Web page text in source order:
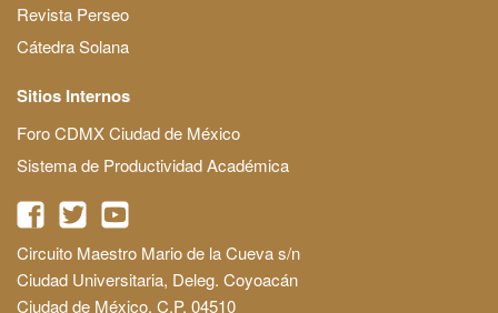
Revista Perseo
Cátedra Solana
Sitios Internos
Foro CDMX Ciudad de México
Sistema de Productividad Académica
Circuito Maestro Mario de la Cueva s/n
Ciudad Universitaria, Deleg. Coyoacán
Ciudad de México, C.P. 04510